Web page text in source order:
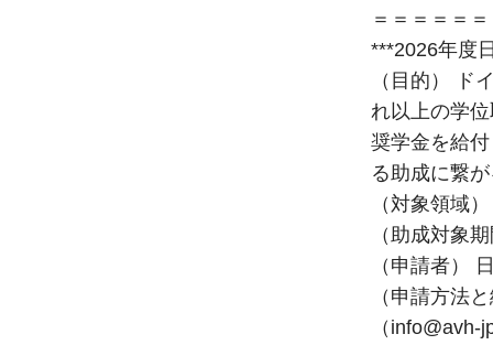
＝＝＝＝＝
***2026年度
（目的） ド
れ以上の学
奨学金を給
る助成に繋
（対象領域
（助成対象
（申請者）
（申請方法
（